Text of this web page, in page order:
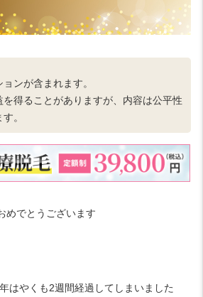
ンが含まれます。
得ることがありますが、内容は公平性
。
めでとうございます
はやくも2週間経過してしまいました